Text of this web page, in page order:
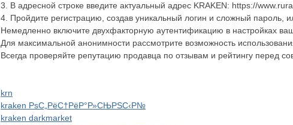
3. В адресной строке введите актуальный адрес KRAKEN: https://
4. Пройдите регистрацию, создав уникальный логин и сложный пароль,
Немедленно включите двухфакторную аутентификацию в настройках
Для максимальной анонимности рассмотрите возможность
Всегда проверяйте репутацию продавца по отзывам и рейтингу перед
krn
kraken РѕС„РёС†РёР°Р»СЊРЅС‹Р№
kraken darkmarket